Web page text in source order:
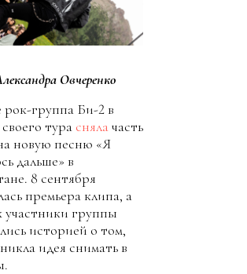
Овчеренко
группа Би-2 в
тура снялачасть
новую песню «Я
дальше» в
8 сентября
премьера клипа, а
участники группы
историей о том,
идея снимать в